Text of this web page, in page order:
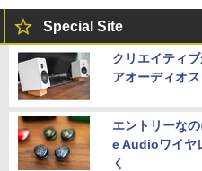
Special Site
クリエイティ
アオーディオ
エントリーな
e Audioワイヤ
く